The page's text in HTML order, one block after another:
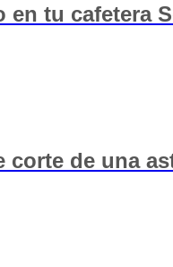
tu cafetera
corte de una